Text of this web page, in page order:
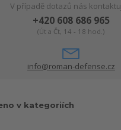
V případě dotazů nás
+420 608 686 965
(Út a Čt, 14 - 18 hod.)
info@roman-defense.cz
v kategoriích